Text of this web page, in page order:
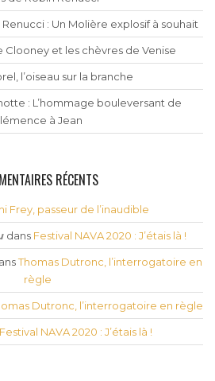
: Un Molière explosif à souhait
Clooney et les chèvres de Venise
l’oiseau sur la branche
: L’hommage bouleversant de
à Jean
RÉCENTS
Frey, passeur de l’inaudible
dans Festival NAVA 2020 : J’étais là !
Thomas Dutronc, l’interrogatoire en
règle
Dutronc, l’interrogatoire en règle
Festival NAVA 2020 : J’étais là !